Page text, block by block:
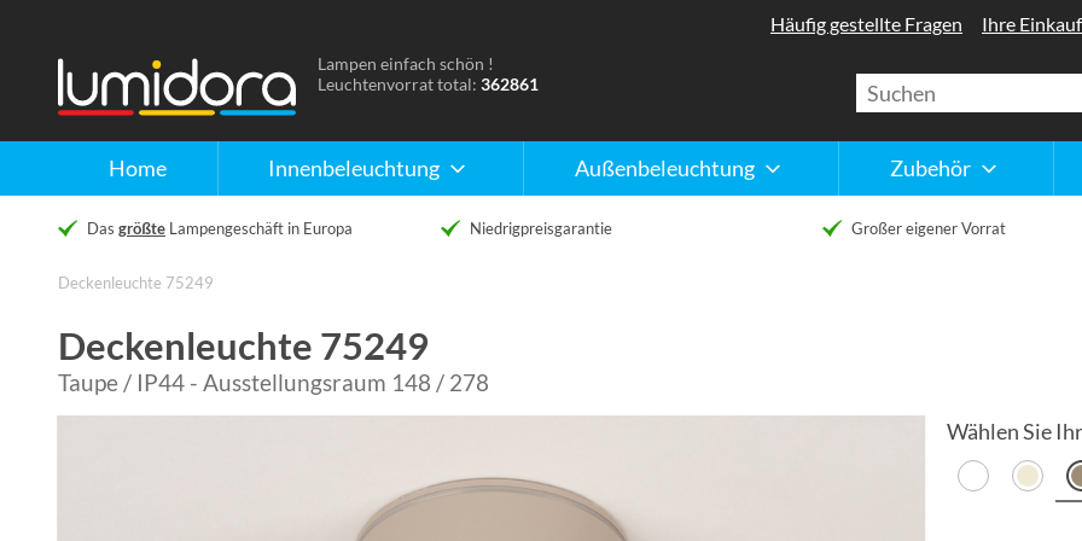
Home Innenbeleuchtung Außenbeleuchtung Zubehör
Häufig gestellte Fragen Ihre
Naar
de
Lampen einfach schön !
Leuchtenvorrat total: 362861
Das größte Lampengeschäft in Europa Niedrigpreisgarantie Großer eigener Vorrat
Deckenleuchte 75249
Deckenleuchte 75249
Taupe / IP44 - Ausstellungsraum 148 / 278
Wählen Sie